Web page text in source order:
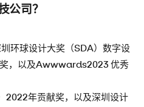
公司？
环球设计⼤奖（SDA）数字设
，以及Awwwards2023 优秀
2022年贡献奖，以及深圳设计